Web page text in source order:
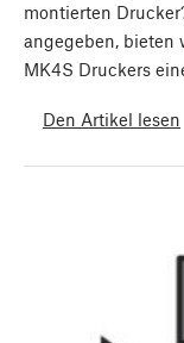
montierten
angegeben, bieten
MK4S Druckers
Den Artikel lesen